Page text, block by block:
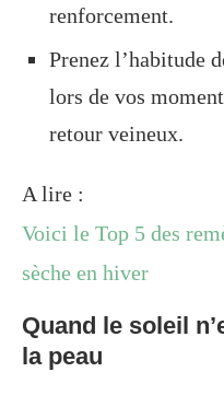
renforcement.
Prenez l’habitude
lors de vos
retour veineux.
A lire :
Voici le Top 5 des
sèche en hiver
Quand le soleil
la peau